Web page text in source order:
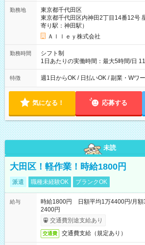
勤務地
東京都千代田区
東京都千代田区内神田2丁目14番12号
寄り駅：神田駅）
Ａｌｌｅｙ株式会社
勤務時間
シフト制
1日あたりの実働時間：最大5時間/日
実働時間：1-5時間 └上記の時間帯内
能！ └平日・土曜日の中で、お好きな
18:00 などのように、自由な働き方
特徴 週1日からOK / 日払いOK / 副業・Wワ
気になる！ 応募する
未読
大田区！軽作業！時給1800円
派遣 職種未経験OK ブランクOK
給与
時給1800円 日額平均1万4400円/月額
2400円
交通費別途支給あり
交通費 交通費支給（規定あり）